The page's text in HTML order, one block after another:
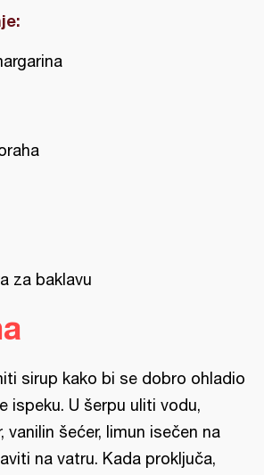
za baklavu
sirup kako bi se dobro ohladio
ispeku. U šerpu uliti vodu,
vanilin šećer, limun isečen na
na vatru. Kada proključa,